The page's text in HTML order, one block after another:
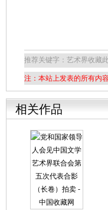
推荐关键字：艺术界收藏
注：本站上发表的所有内
相关作品